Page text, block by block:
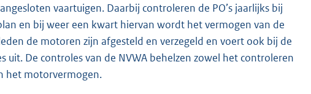
vaartuigen. Daarbij controleren de PO’s jaarlijks bij
en bij weer een kwart hiervan wordt het vermogen van de
de motoren zijn afgesteld en verzegeld en voert ook bij de
De controles van de NVWA behelzen zowel het controleren
het motorvermogen.